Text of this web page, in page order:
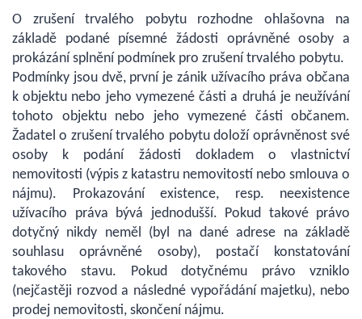
O zrušení trvalého pobytu rozhodne ohlašovna na
základě podané písemné žádosti oprávněné osoby a
prokázání splnění podmínek pro zrušení trvalého pobytu.
Podmínky jsou dvě, první je zánik užívacího práva občana
k objektu nebo jeho vymezené části a druhá je neužívání
tohoto objektu nebo jeho vymezené části občanem.
Žadatel o zrušení trvalého pobytu doloží oprávněnost své
osoby k podání žádosti dokladem o vlastnictví
nemovitosti (výpis z katastru nemovitostí nebo smlouva o
nájmu). Prokazování existence, resp. neexistence
užívacího práva bývá jednodušší. Pokud takové právo
dotyčný nikdy neměl (byl na dané adrese na základě
souhlasu oprávněné osoby), postačí konstatování
takového stavu. Pokud dotyčnému právo vzniklo
(nejčastěji rozvod a následné vypořádání majetku), nebo
prodej nemovitosti, skončení nájmu.